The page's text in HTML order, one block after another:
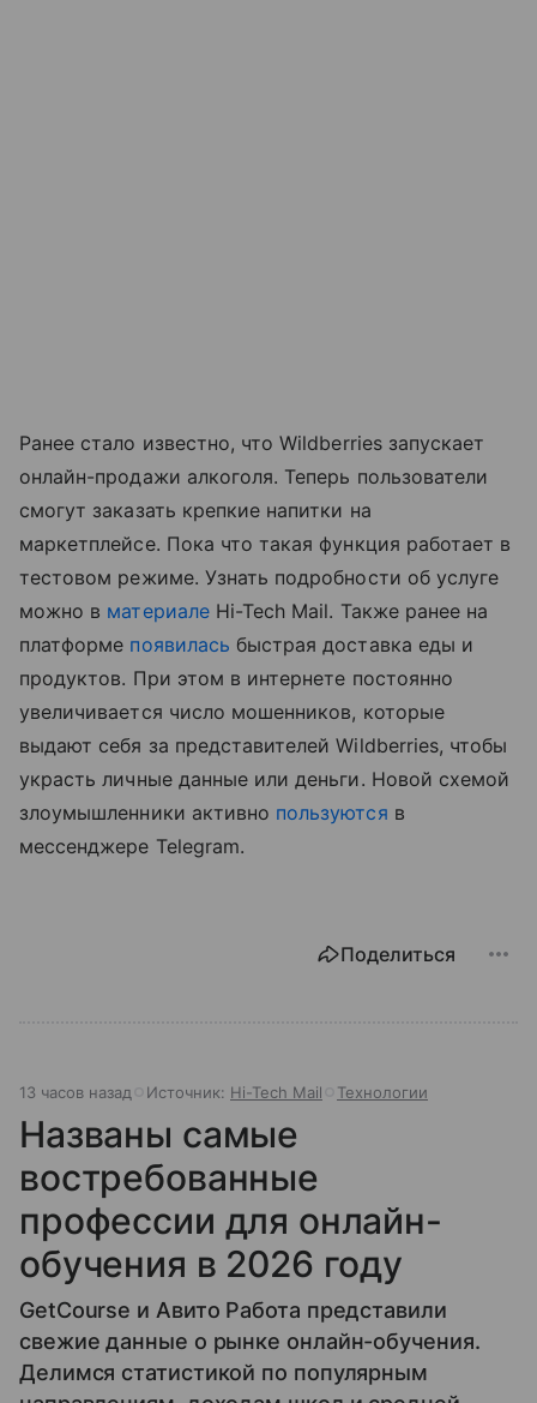
Ранее стало известно, что Wildberries запускает
онлайн-продажи алкоголя. Теперь пользователи
смогут заказать крепкие напитки на
маркетплейсе. Пока что такая функция работает в
тестовом режиме. Узнать подробности об услуге
можно в материалеHi-Tech Mail. Также ранее на
платформе появилась быстрая доставка еды и
продуктов. При этом в интернете постоянно
увеличивается число мошенников, которые
выдают себя за представителей Wildberries, чтобы
украсть личные данные или деньги. Новой схемой
злоумышленники активно пользуются в
мессенджере Telegram.
Поделиться
13 часов назад Источник: Hi-Tech Mail Технологии
Названы самые
востребованные
профессии для онлайн-
обучения в 2026 году
GetCourse и Авито Работа представили
свежие данные о рынке онлайн-обучения.
Делимся статистикой по популярным